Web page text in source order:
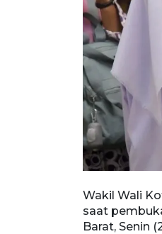
Wakil Wali
saat
Barat, Senin